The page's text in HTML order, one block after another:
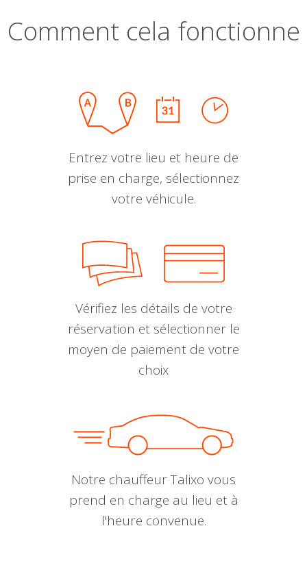
Comment cela fonctionne
Entrez votre lieu et heure de
prise en charge, sélectionnez
votre véhicule.
Vérifiez les détails de votre
réservation et sélectionner le
moyen de paiement de votre
choix
Notre chauffeur Talixo vous
prend en charge au lieu et à
l'heure convenue.